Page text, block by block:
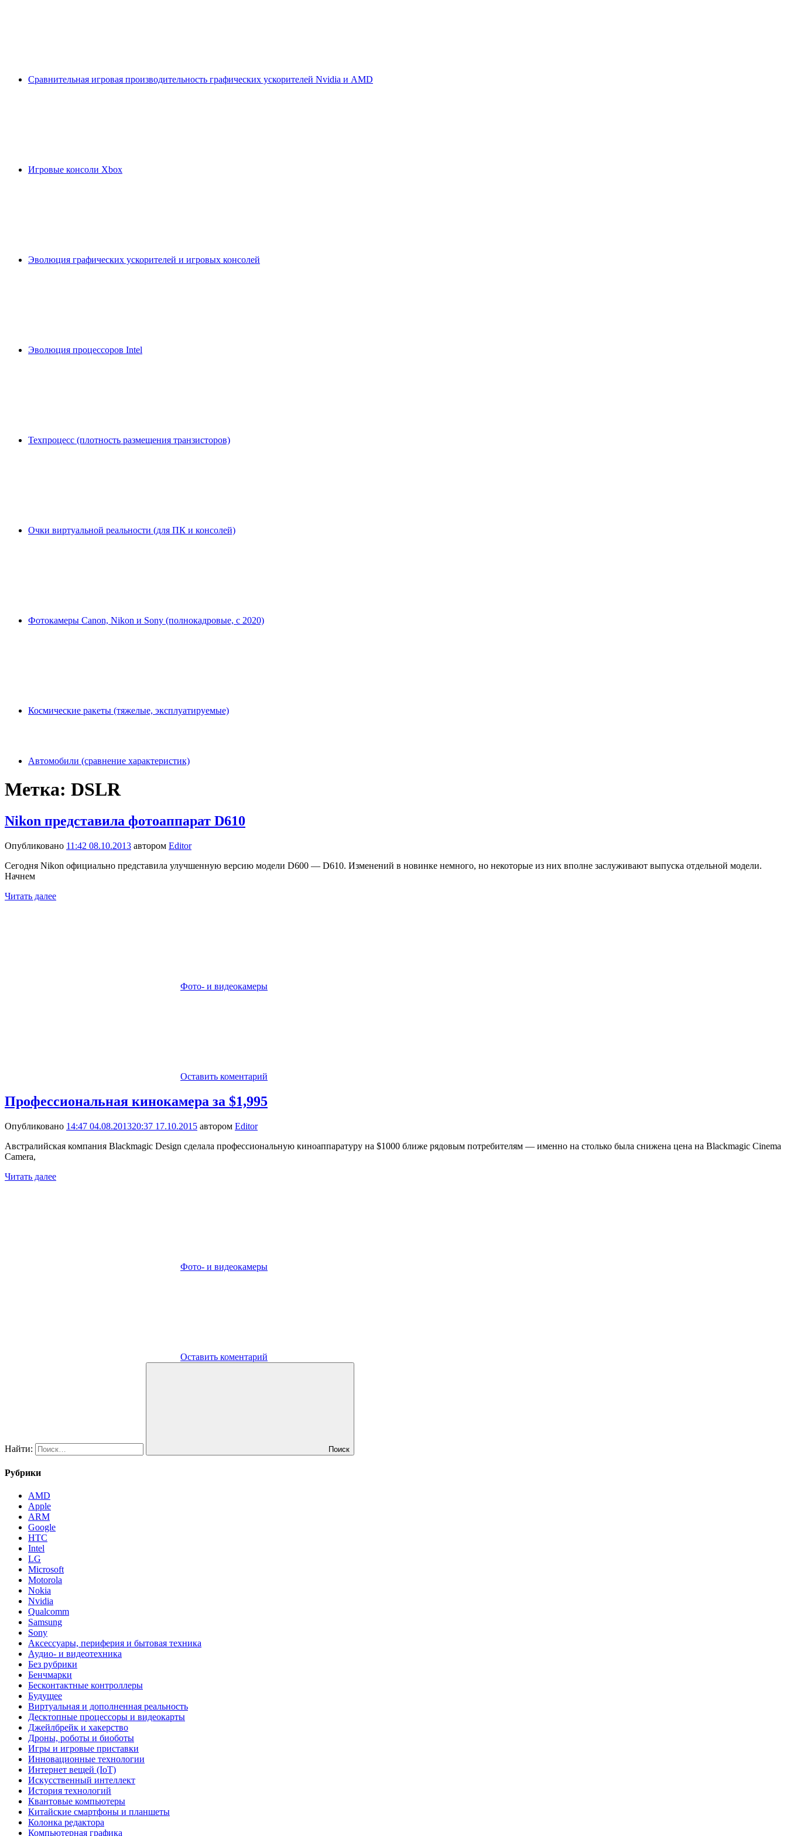
Сравнительная игровая производительность графических ускорителей Nvidia и AMD
Игровые консоли Xbox
Эволюция графических ускорителей и игровых консолей
Эволюция процессоров Intel
Техпроцесс (плотность размещения транзисторов)
Очки виртуальной реальности (для ПК и консолей)
Фотокамеры Canon, Nikon и Sony (полнокадровые, с 2020)
Космические ракеты (тяжелые, эксплуатируемые)
Автомобили (сравнение характеристик)
Метка: DSLR
Nikon представила фотоаппарат D610
Опубликовано 11:42 08.10.2013 автором Editor
Сегодня Nikon официально представила улучшенную версию модели D600 — D610. Изменений в новинке немного, но некоторые из них вполне заслуживают выпуска отдельной модели.
Начнем
Читать далее
Фото- и видеокамеры
Оставить коментарий
Профессиональная кинокамера за $1,995
Опубликовано 14:47 04.08.201320:37 17.10.2015 автором Editor
Австралийская компания Blackmagic Design сделала профессиональную киноаппаратуру на $1000 ближе рядовым потребителям — именно на столько была снижена цена на Blackmagic Cinema
Camera,
Читать далее
Фото- и видеокамеры
Оставить коментарий
Найти: Поиск
Рубрики
AMD
Apple
ARM
Google
HTC
Intel
LG
Microsoft
Motorola
Nokia
Nvidia
Qualcomm
Samsung
Sony
Аксессуары, периферия и бытовая техника
Аудио- и видеотехника
Без рубрики
Бенчмарки
Бесконтактные контроллеры
Будущее
Виртуальная и дополненная реальность
Десктопные процессоры и видеокарты
Джейлбрейк и хакерство
Дроны, роботы и биоботы
Игры и игровые приставки
Инновационные технологии
Интернет вещей (IoT)
Искусственный интеллект
История технологий
Квантовые компьютеры
Китайские смартфоны и планшеты
Колонка редактора
Компьютерная графика